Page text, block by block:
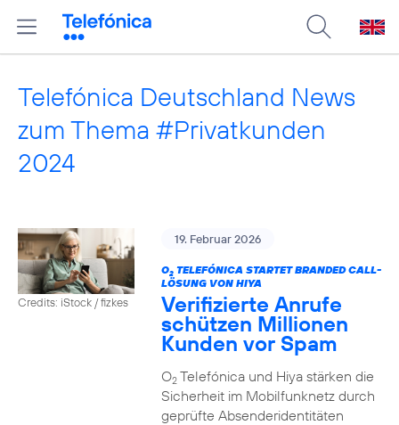
Telefónica Deutschland News
zum Thema #Privatkunden
2024
Credits: iStock / fizkes
19. Februar 2026
O2TELEFÓNICA STARTET BRANDED CALL-
LÖSUNG VON HIYA
Verifizierte Anrufe
schützen Millionen
Kunden vor Spam
O2Telefónica und Hiya stärken die
Sicherheit im Mobilfunknetz durch
geprüfte Absenderidentitäten